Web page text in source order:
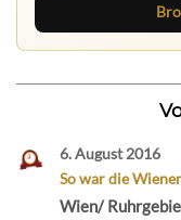
6. August 2016
So war die
Wien/